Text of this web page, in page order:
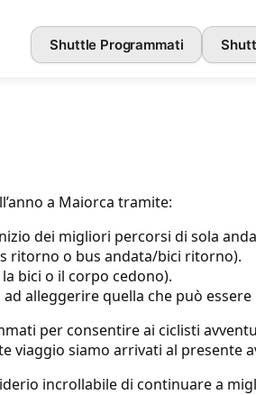
Shuttle Programmati
a Maiorca tramite:
dei migliori percorsi di sola
ritorno o bus andata/bici ritorno).
bici o il corpo cedono).
alleggerire quella che può
per consentire ai ciclisti
viaggio siamo arrivati al
incrollabile di continuare a